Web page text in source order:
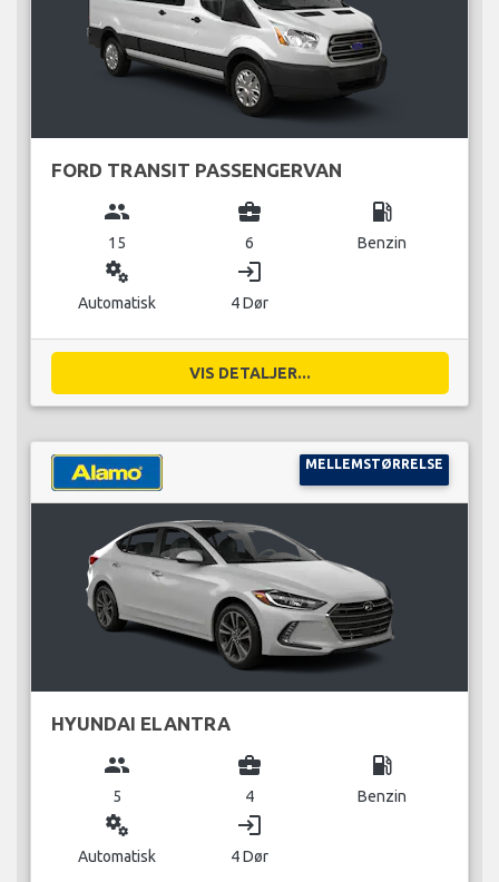
FORD TRANSIT PASSENGERVAN
group
15
business_center
6
local_gas_station
Benzin
miscellaneous_services
Automatisk
login
4 Dør
VIS DETALJER...
MELLEMSTØRRELSE
HYUNDAI ELANTRA
group
5
business_center
4
local_gas_station
Benzin
miscellaneous_services
Automatisk
login
4 Dør